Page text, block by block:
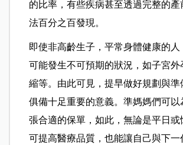
的比率，有些疾病甚至透過完整的
法百分之百發現。
即使非高齡生子，平常身體健康的
可能發生不可預期的狀況，如子宮外
縮等。由此可見，提早做好規劃與準
俱備十足重要的意義。準媽媽們可以
張合適的保單，如此，無論是平日或
可提高醫療品質，也能讓自己與下一